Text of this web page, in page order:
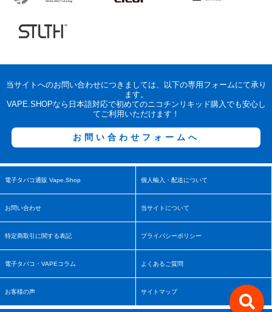
当サイトへのお問い合わせにつきましては、以下の専用フォームにて承り
ます。
VAPE.SHOPなら日本語対応で初めてのニコチンリキッド購入でも安心し
てご利用いただけます！
お問い合わせフォームへ
電子タバコ通販 Vape.Shop 個人輸入・配送について
お問い合わせ 当サイトについて
特定商取引に関する表記 プライバシーポリシー
電子タバコ・VAPEコラム よくあるご質問
お客様の声 サイトマップ